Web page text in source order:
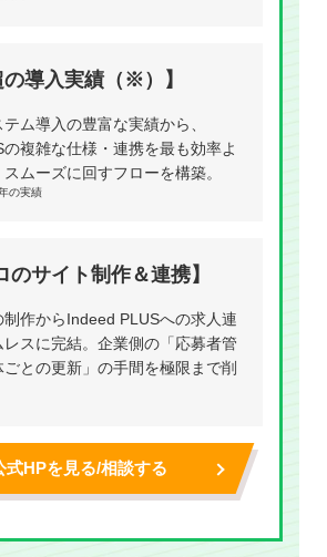
の導入実績（※）】
ム導入の豊富な実績から、
複雑な仕様・連携を最も効率よ
ムーズに回すフローを構築。
の実績
のサイト制作＆連携】
作からIndeed PLUSへの求人連
スに完結。企業側の「応募者管
との更新」の手間を極限まで削
式HPを見る/相談する